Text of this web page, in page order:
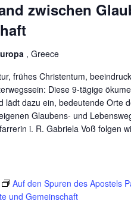
zwischen
, Greece
frühes Christentum,
Diese 9-tägige
lädt dazu ein, bedeutende Orte
Glaubens- und
i. R. Gabriela Voß folgen
Auf den Spuren des Apostels
und Gemeinschaft